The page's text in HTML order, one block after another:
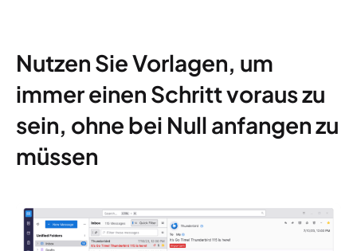
Nutzen Sie Vorlagen, um
immer einen Schritt voraus zu
sein, ohne bei Null anfangen zu
müssen